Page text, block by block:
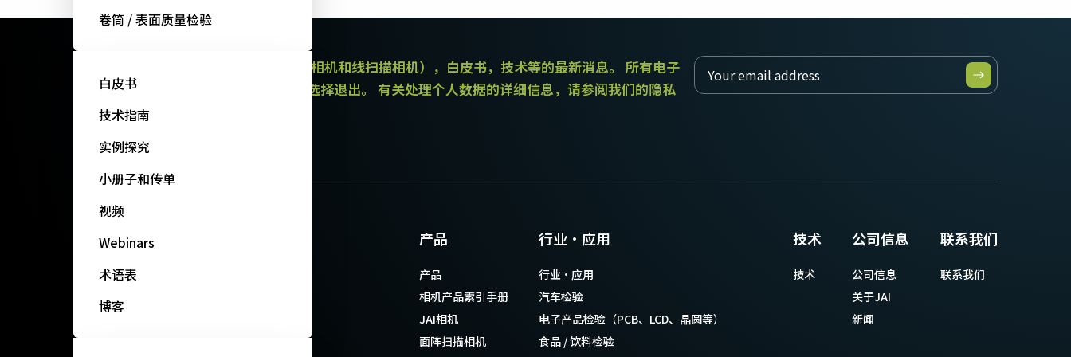
单传感器单色
单色CMOS传感器线阵扫描相机同时具备高
分辨率和超快的扫描速度。分辨率最高可
三线彩色
对于不需要JAI的棱镜技术提供的超高色彩
精确度的应用，三线相机可以提供出色的
波红外(SWIR)光线。该相机能够以SWIR光
了尖端的棱镜技术，可为线阵扫描彩色成
4传感器RGB+NIR（棱镜式）
4传感器线阵扫描相机设计用于同时捕获可
(NIR)光谱中的图像数据。
4传感器R-G-B + SWIR（棱镜
式）
4传感器机器视觉线阵扫描相机，可捕获可
见光谱中的RGB图像数据和短波红外波段
光谱中的图像数据。
卷筒 / 表面质量检验
白皮书
技术指南
实例探究
小册子和传单
视频
Webinars
术语表
博客
JAI的电子通讯提供有关产品（区域扫描相机和线扫描相机），白皮书，技术等的最新消息。 所有电子
通讯都包含取消订阅链接。 您可以随时选择退出。 有关处理个人数据的详细信息，请参阅我们的隐私
政策。
产品
产品
相机产品索引手册
JAI相机
面阵扫描相机
行业·应用
行业·应用
汽车检验
电子产品检验（PCB、LCD、晶圆等）
食品 / 饮料检验
技术
技术
公司信息
公司信息
关于JAI
新闻
联系我们
联系我们